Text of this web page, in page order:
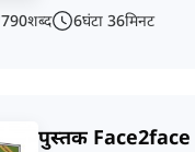
790शब्द 6घंटा 36मिनट
पुस्तक Face2face